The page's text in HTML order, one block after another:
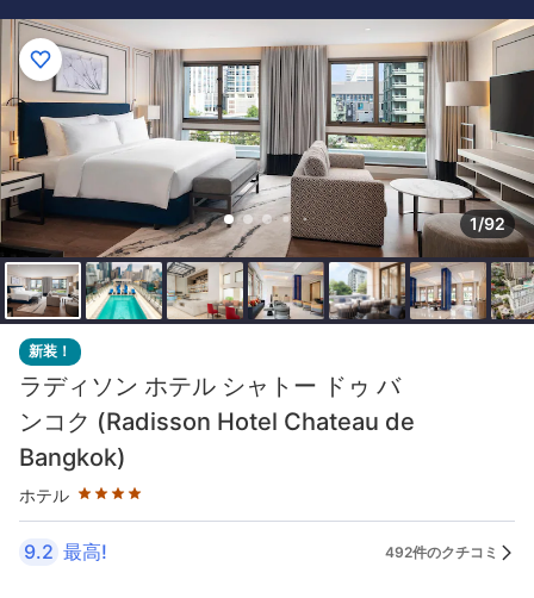
1/92
新装！
ラディソン ホテル シャトー ドゥ バ
ンコク (Radisson Hotel Chateau de
Bangkok)
ホテル
星評価 4つ星
9.2 最高! 492件のクチコミ